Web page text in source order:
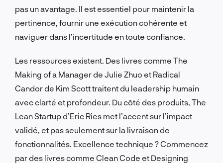
pas un avantage. Il est essentiel pour maintenir la
pertinence, fournir une exécution cohérente et
naviguer dans l’incertitude en toute confiance.
Les ressources existent. Des livres comme The
Making of a Manager de Julie Zhuo et Radical
Candor de Kim Scott traitent du leadership humain
avec clarté et profondeur. Du côté des produits, The
Lean Startup d’Eric Ries met l’accent sur l’impact
validé, et pas seulement sur la livraison de
fonctionnalités. Excellence technique ? Commencez
par des livres comme Clean Code et Designing